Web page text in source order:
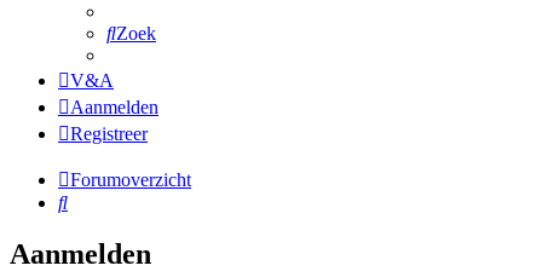
Zoek
V&A
Aanmelden
Registreer
Forumoverzicht
Zoek
Aanmelden